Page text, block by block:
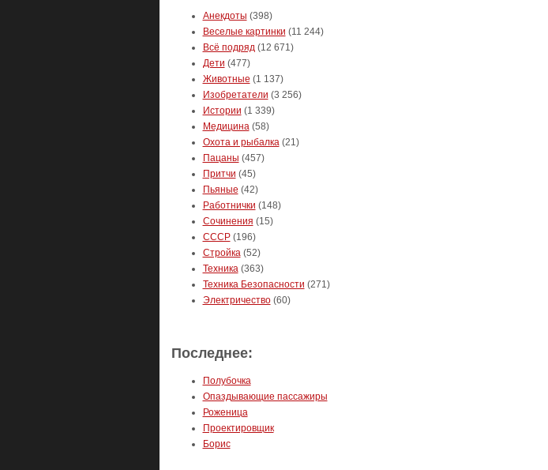
Анекдоты (398)
Веселые картинки (11 244)
Всё подряд(12 671)
Дети (477)
Животные (1 137)
Изобретатели (3 256)
Истории (1 339)
Медицина(58)
Охота и рыбалка(21)
Пацаны (457)
Притчи (45)
Пьяные (42)
Работнички (148)
Сочинения (15)
СССР(196)
Стройка(52)
Техника(363)
Техника Безопасности (271)
Электричество(60)
Последнее:
Полубочка
Опаздывающие пассажиры
Роженица
Проектировщик
Борис